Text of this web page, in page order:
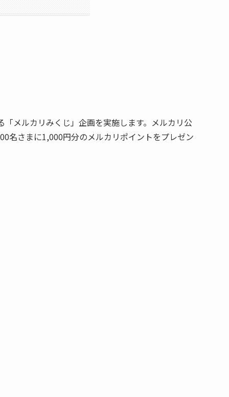
メルカリみくじ」企画を実施します。メルカリ公
名さまに1,000円分のメルカリポイントをプレゼン